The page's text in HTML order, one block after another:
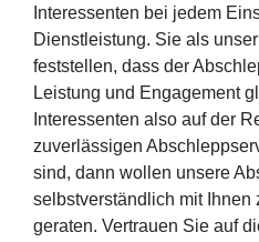
Interessenten bei jedem
Dienstleistung. Sie als
feststellen, dass der
Leistung und Engagement
Interessenten also auf der
zuverlässigen
sind, dann wollen unsere
selbstverständlich mit Ihnen
geraten. Vertrauen Sie auf